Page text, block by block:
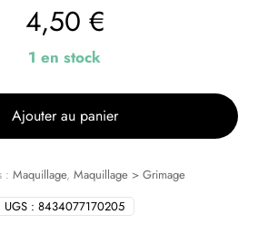
4,50 €
1 en stock
Ajouter au panier
UGS : 8434077170205
: Maquillage, Maquillage > Grimage